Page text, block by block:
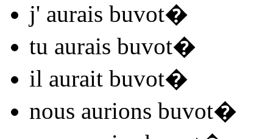
j' aurais buvot�
tu aurais buvot�
il aurait buvot�
nous aurions buvot�